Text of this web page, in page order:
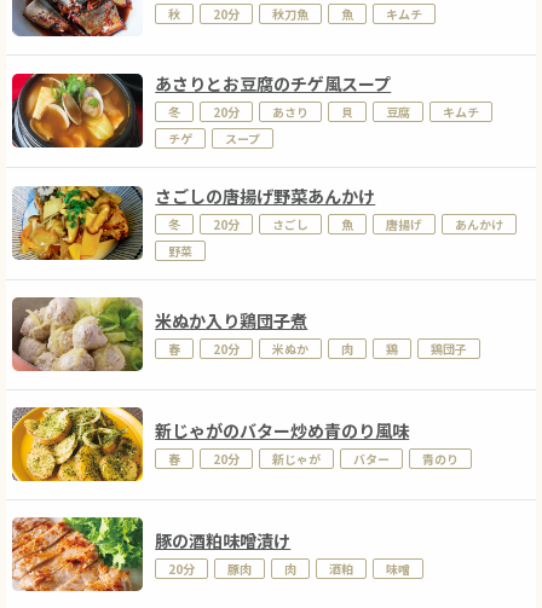
秋 20分 秋刀魚 魚 キムチ
あさりとお豆腐のチゲ風スープ
冬 20分 あさり 貝 豆腐
キムチ
チゲ
スープ
さごしの唐揚げ野菜あんかけ
冬 20分 さごし 魚 唐揚げ
あんかけ
野菜
米ぬか入り鶏団子煮
春 20分 米ぬか 肉 鶏 鶏団子
新じゃがのバター炒め青のり風味
春 20分 新じゃが バター 青のり
豚の酒粕味噌漬け
20分 豚肉 肉 酒粕 味噌